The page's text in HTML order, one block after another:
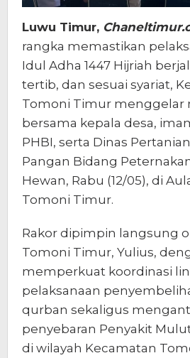
Luwu Timur,
rangka memastikan
Idul Adha 1447 Hijriah
tertib, dan sesuai syariat,
Tomoni Timur menggelar
bersama kepala desa,
PHBI, serta Dinas
Pangan Bidang
Hewan, Rabu (12/05), di
Tomoni Timur.
Rakor dipimpin langsung
Tomoni Timur, Yulius,
memperkuat koordinasi
pelaksanaan
qurban sekaligus
penyebaran Penyakit
di wilayah Kecamatan